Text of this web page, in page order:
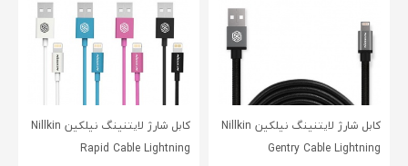
کابل شارژ لایتنینگ نیلکین Nillkin
Gentry Cable Lightning
کابل شارژ لایتنینگ نیلکین Nillkin
Rapid Cable Lightning